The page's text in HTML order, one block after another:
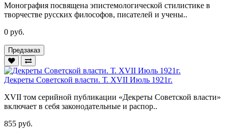
Монография посвящена эпистемологической стилистике в
творчестве русских философов, писателей и учены..
0 руб.
Предзаказ
Декреты Советской власти. Т. XVII Июль 1921г.
XVII том серийной публикации «Декреты Советской власти»
включает в себя законодательные и распор..
855 руб.